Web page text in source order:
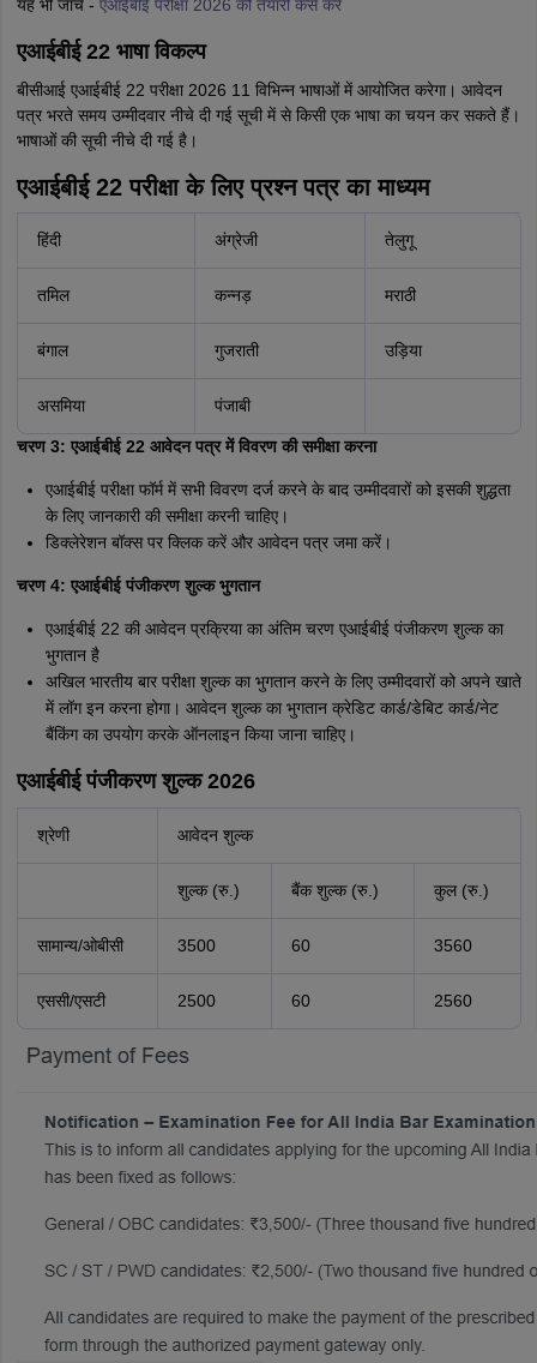
यह भी जांचें - एआईबीई परीक्षा 2026 की तैयारी कैसे करें
एआईबीई 22 भाषा विकल्प
बीसीआई एआईबीई 22 परीक्षा 2026 11 विभिन्न भाषाओं में आयोजित करेगा। आवेदन
पत्र भरते समय उम्मीदवार नीचे दी गई सूची में से किसी एक भाषा का चयन कर सकते हैं।
भाषाओं की सूची नीचे दी गई है।
एआईबीई 22 परीक्षा के लिए प्रश्न पत्र का माध्यम
हिंदी अंग्रेजी तेलुगू
तमिल कन्नड़ मराठी
बंगाल गुजराती उड़िया
असमिया पंजाबी
चरण 3: एआईबीई 22 आवेदन पत्र में विवरण की समीक्षा करना
एआईबीई परीक्षा फॉर्म में सभी विवरण दर्ज करने के बाद उम्मीदवारों को इसकी शुद्धता
के लिए जानकारी की समीक्षा करनी चाहिए।
डिक्लेरेशन बॉक्स पर क्लिक करें और आवेदन पत्र जमा करें।
चरण 4: एआईबीई पंजीकरण शुल्क भुगतान
एआईबीई 22 की आवेदन प्रक्रिया का अंतिम चरण एआईबीई पंजीकरण शुल्क का
भुगतान है
अखिल भारतीय बार परीक्षा शुल्क का भुगतान करने के लिए उम्मीदवारों को अपने खाते
में लॉग इन करना होगा। आवेदन शुल्क का भुगतान क्रेडिट कार्ड/डेबिट कार्ड/नेट
बैंकिंग का उपयोग करके ऑनलाइन किया जाना चाहिए।
एआईबीई पंजीकरण शुल्क 2026
श्रेणी आवेदन शुल्क
शुल्क (रु.) बैंक शुल्क (रु.) कुल (रु.)
सामान्य/ओबीसी 3500 60 3560
एससी/एसटी 2500 60 2560